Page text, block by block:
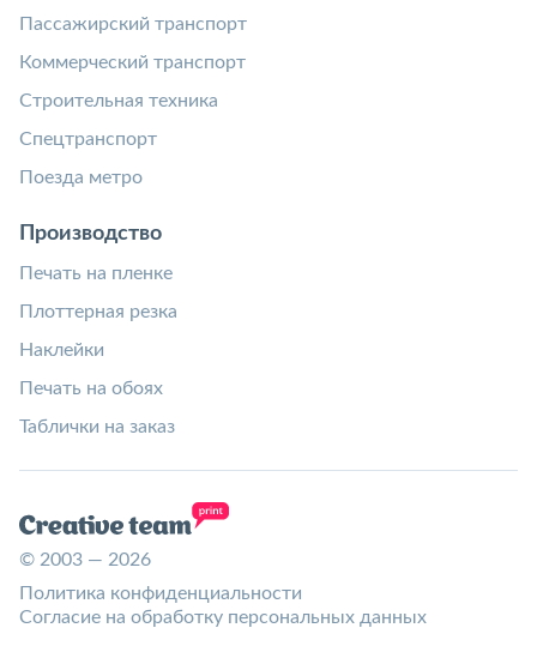
Пассажирский транспорт
Коммерческий транспорт
Строительная техника
Спецтранспорт
Поезда метро
Производство
Печать на пленке
Плоттерная резка
Наклейки
Печать на обоях
Таблички на заказ
© 2003 — 2026
Политика конфиденциальности
Согласие на обработку персональных данных